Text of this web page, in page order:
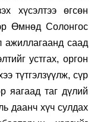
хүсэлтээ өгсөн
Өмнөд Солонгос
ажиллагаанд саад
устгах, оргон
түтгэлзүүлж, сүр
яагаад таг дүлий
даанч хүч сулдах